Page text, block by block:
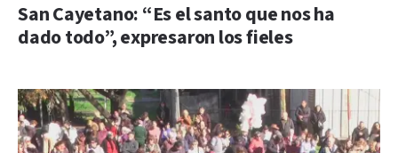
San Cayetano: “Es el santo que nos ha
dado todo”, expresaron los fieles